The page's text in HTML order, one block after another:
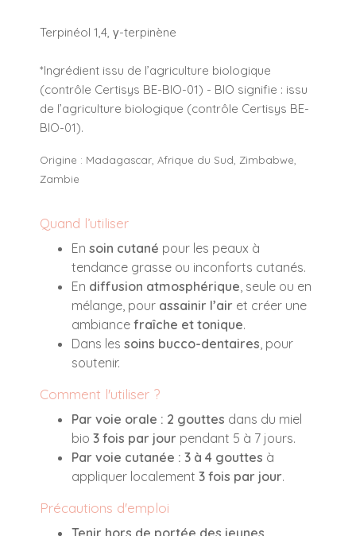
Terpinéol 1,4, γ-terpinène
*Ingrédient issu de l’agriculture biologique
(contrôle Certisys BE-BIO-01) - BIO signifie : issu
de l’agriculture biologique (contrôle Certisys BE-
BIO-01).
Origine : Madagascar, Afrique du Sud, Zimbabwe,
Zambie
Quand l’utiliser
En soin cutané pour les peaux à
tendance grasse ou inconforts cutanés.
En diffusion atmosphérique , seule ou en
mélange, pour assainir l’air et créer une
ambiance fraîche et tonique.
Dans les soins bucco-dentaires , pour
soutenir.
Comment l'utiliser ?
Par voie orale : 2 gouttes dans du miel
bio 3 fois par jour pendant 5 à 7 jours.
Par voie cutanée : 3 à 4 gouttes à
appliquer localement 3 fois par jour.
Précautions d'emploi
Tenir hors de portée des jeunes